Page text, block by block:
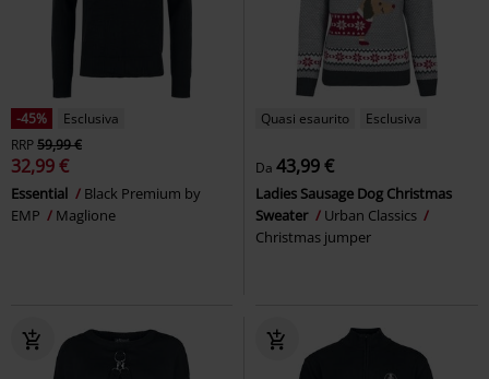
-45%
Esclusiva
RRP59,99 €
32,99 €
Essential
Black Premium by
EMP
Maglione
Quasi esaurito Esclusiva
Da 43,99 €
Ladies Sausage Dog Christmas
Sweater
Urban Classics
Christmas jumper